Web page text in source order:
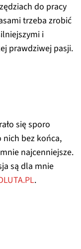
do pracy
trzeba zrobić
i
prawdziwej pasji.
się sporo
nich bez końca,
najcenniejsze.
są dla mnie
.